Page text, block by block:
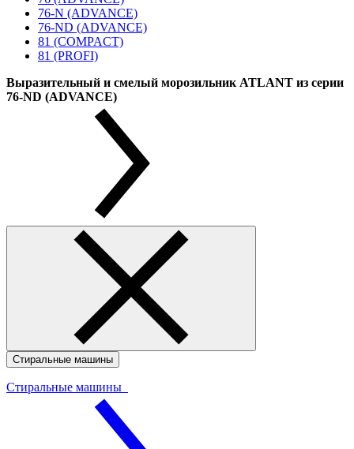
76-N (ADVANCE)
76-ND (ADVANCE)
81 (COMPACT)
81 (PROFI)
Выразительный и смелый морозильник ATLANT из серии
76-ND (ADVANCE)
Стиральные машины
Стиральные машины